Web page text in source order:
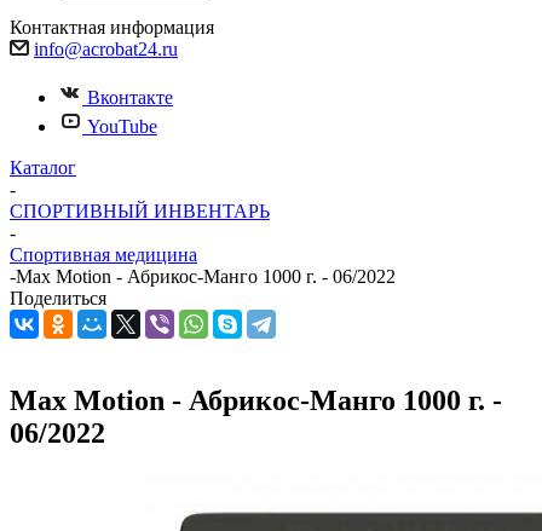
Контактная информация
info@acrobat24.ru
Вконтакте
YouTube
Каталог
-
СПОРТИВНЫЙ ИНВЕНТАРЬ
-
Спортивная медицина
-Max Motion - Абрикос-Манго 1000 г. - 06/2022
Поделиться
Max Motion - Абрикос-Манго 1000 г. -
06/2022